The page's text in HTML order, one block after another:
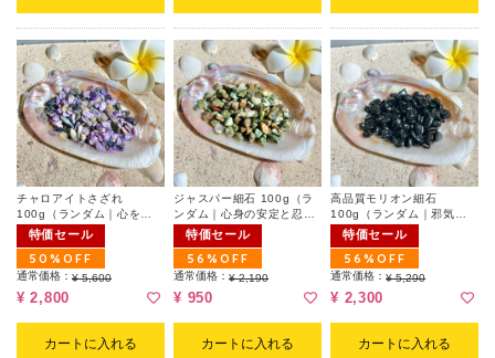
チャロアイトさざれ
100g（ランダム｜心を浄
化と精神的な癒やし）
特価セール
50%OFF
通常価格： ¥ 5,600
¥ 2,800
カートに入れる
ジャスパー細石 100g（ラ
ンダム｜心身の安定と忍耐
力）
特価セール
56%OFF
通常価格：¥ 2,190
¥ 950
カートに入れる
高品質モリオン細石
100g（ランダム｜邪気払
い/精神的な安定）
特価セール
56%OFF
通常価格：¥ 5,290
¥ 2,300
カートに入れる